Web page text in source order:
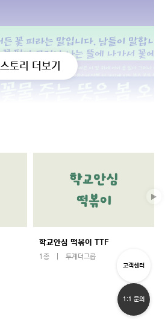
스토리 더보기
학교안심 떡볶이 TTF
1종 투게더그룹
고객센터
1:1 문의